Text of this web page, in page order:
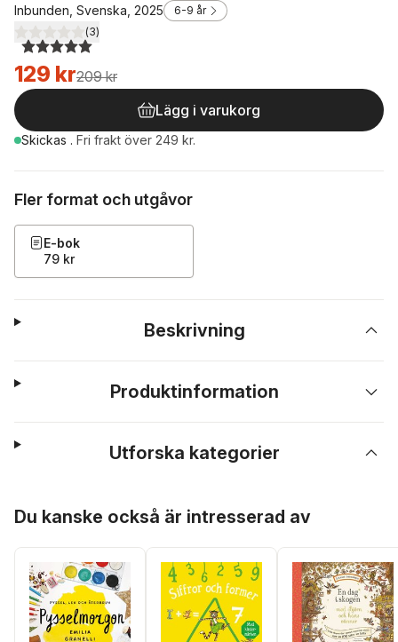
Inbunden, Svenska, 2025
6-9 år
5,0utav 5 stjärnor. Totalt antal röster:
(3)
129 kr209 kr
Lägg i varukorg
Skickas . Fri frakt över 249 kr.
Fler format och utgåvor
E-bok
79 kr
Beskrivning
Produktinformation
Utforska kategorier
Du kanske också är intresserad av